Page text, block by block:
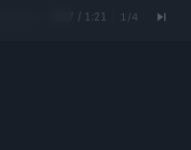
0:28 / 1:21 1 /4